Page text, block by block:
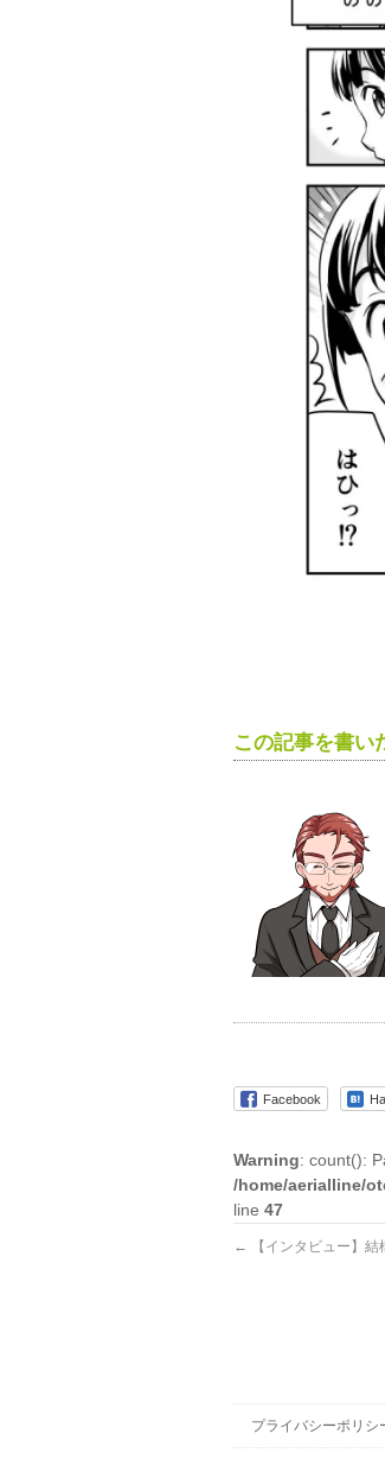
この記事を書い
Facebook
Warning: count():
/home/aerialline/
line 47
← 【インタビュー】
プライバシーポリシ